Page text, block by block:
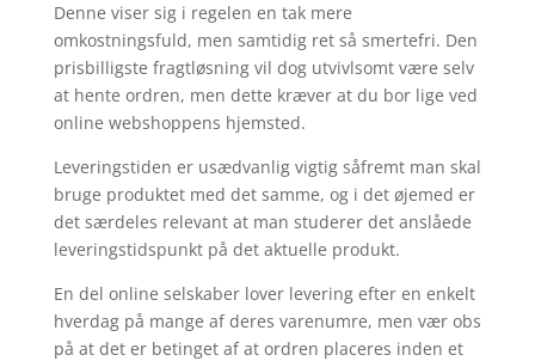
Denne viser sig i regelen en tak mere
omkostningsfuld, men samtidig ret så smertefri. Den
prisbilligste fragtløsning vil dog utvivlsomt være selv
at hente ordren, men dette kræver at du bor lige ved
online webshoppens hjemsted.
Leveringstiden er usædvanlig vigtig såfremt man skal
bruge produktet med det samme, og i det øjemed er
det særdeles relevant at man studerer det anslåede
leveringstidspunkt på det aktuelle produkt.
En del online selskaber lover levering efter en enkelt
hverdag på mange af deres varenumre, men vær obs
på at det er betinget af at ordren placeres inden et